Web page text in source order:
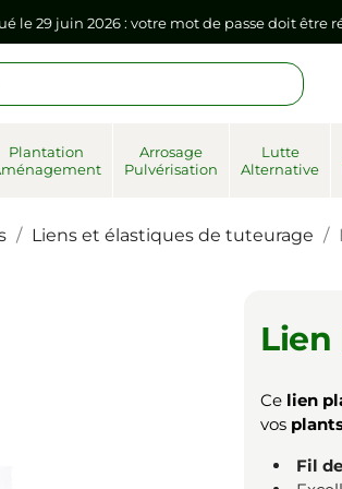
dans votre navigateur internet, il doit
le 29 juin 2026 : votre mot de passe doit
dans votre navigateur internet, il doit
Plantation
Arrosage
Pulvérisation
Lutte
Alternative
Liens et élastiques de tuteurage
Ce lien
vos
Fil